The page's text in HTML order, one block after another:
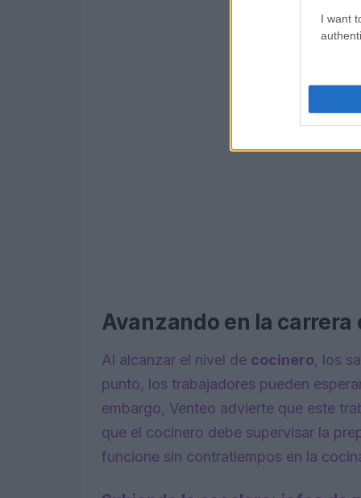
I want
Avanzando en la carrera
Al alcanzar el nivel de cocinero, los
punto, los trabajadores pueden
embargo, Venteo advierte que este
que el cocinero debe supervisar la
funcione sin contratiempos en la